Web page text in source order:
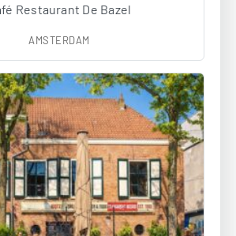
Restaurant De Bazel
AMSTERDAM